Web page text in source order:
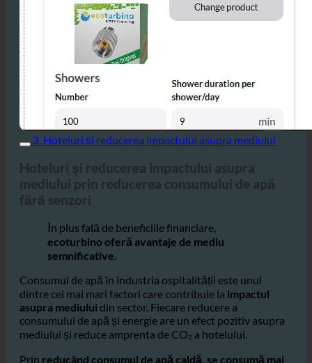
3. Hoteluri și reducerea impactului asupra mediului
Hoteluri și reducerea impactului asupra
mediului prin reducerea consumului de apă
fără senzori
În plus față de beneficiile financiare,
ecoturbino oferă avantaje de mediu
semnificative.
Consumul de apă în industria ospitalității este unul
dintre cei mai mari factori care contribuie la impactul
asupra mediuluidin sector. Fiecare reducere a
consumului de apă și energie are un efect pozitiv asupra
mediului și reduce amprenta de CO₂ a hotelului.